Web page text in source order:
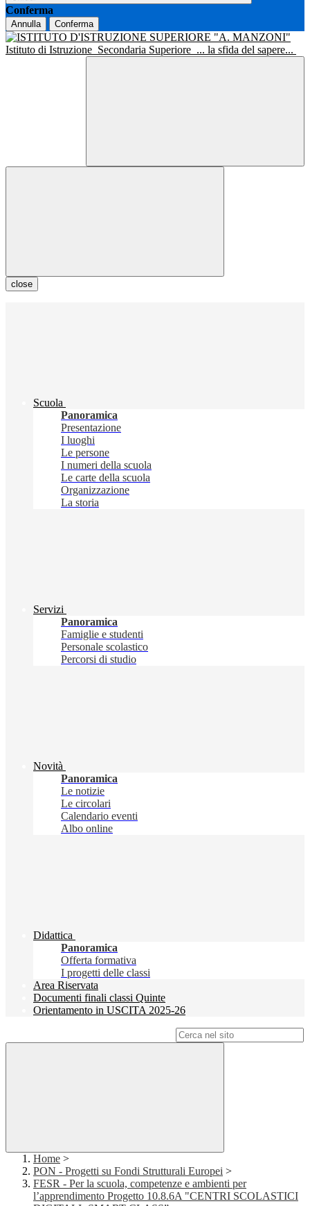
Conferma
Annulla Conferma
Istituto di Istruzione Secondaria Superiore ... la sfida del sapere...
close
Scuola
Panoramica
Presentazione
I luoghi
Le persone
I numeri della scuola
Le carte della scuola
Organizzazione
La storia
Servizi
Panoramica
Famiglie e studenti
Personale scolastico
Percorsi di studio
Novità
Panoramica
Le notizie
Le circolari
Calendario eventi
Albo online
Didattica
Panoramica
Offerta formativa
I progetti delle classi
Area Riservata
Documenti finali classi Quinte
Orientamento in USCITA 2025-26
Home >
PON - Progetti su Fondi Strutturali Europei >
FESR - Per la scuola, competenze e ambienti per
l’apprendimento Progetto 10.8.6A "CENTRI SCOLASTICI